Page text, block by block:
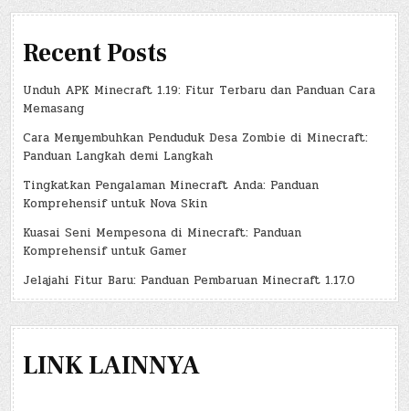
Recent Posts
Unduh APK Minecraft 1.19: Fitur Terbaru dan Panduan Cara
Memasang
Cara Menyembuhkan Penduduk Desa Zombie di Minecraft:
Panduan Langkah demi Langkah
Tingkatkan Pengalaman Minecraft Anda: Panduan
Komprehensif untuk Nova Skin
Kuasai Seni Mempesona di Minecraft: Panduan
Komprehensif untuk Gamer
Jelajahi Fitur Baru: Panduan Pembaruan Minecraft 1.17.0
LINK LAINNYA